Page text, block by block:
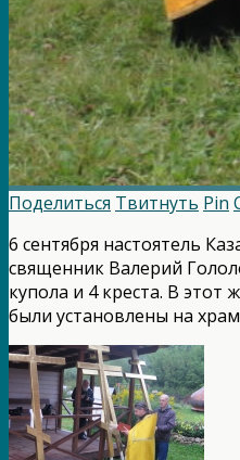
Поделиться Твитнуть Pin
6 сентября настоятель
священник Валерий
купола и 4 креста. В этот
были установлены на